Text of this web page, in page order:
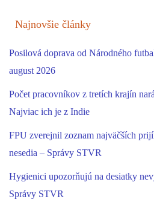
Najnovšie články
Posilová doprava od Národného
august 2026
Počet pracovníkov z tretích krajín
Najviac ich je z Indie
FPU zverejnil zoznam najväčších
nesedia – Správy STVR
Hygienici upozorňujú na desiatky
Správy STVR